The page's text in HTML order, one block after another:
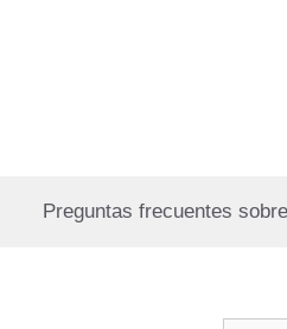
Preguntas frecuentes